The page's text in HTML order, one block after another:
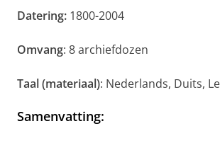
Datering: 1800-2004
Omvang: 8 archiefdozen
Taal (materiaal): Nederlands, Duits,
Samenvatting: